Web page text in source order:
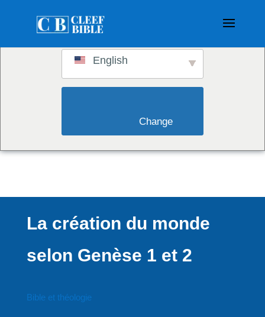
Switch to:
English
La création du monde
selon Genèse 1 et 2
Bible et théologie